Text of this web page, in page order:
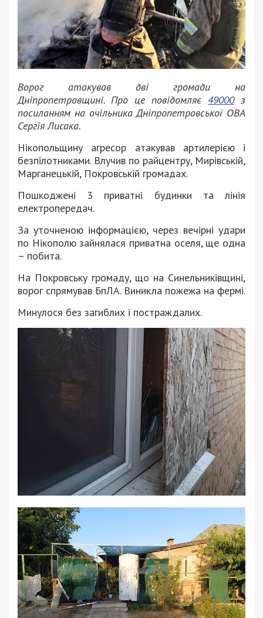
Ворог атакував дві громади на
Дніпропетровщині. Про це повідомляє 49000з
посиланням на очільника Дніпропетровської ОВА
Сергія Лисака.
Нікопольщину агресор атакував артилерією і
безпілотниками. Влучив по райцентру, Мирівській,
Марганецькій, Покровській громадах.
Пошкоджені 3 приватні будинки та лінія
електропередач.
За уточненою інформацією, через вечірні удари
по Нікополю зайнялася приватна оселя, ще одна
– побита.
На Покровську громаду, що на Синельниківщині,
ворог спрямував БпЛА. Виникла пожежа на фермі.
Минулося без загиблих і постраждалих.